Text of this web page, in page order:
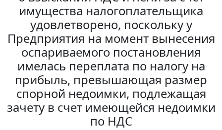
имущества налогоплательщика
удовлетворено, поскольку у
Предприятия на момент вынесения
оспариваемого постановления
имелась переплата по налогу на
прибыль, превышающая размер
спорной недоимки, подлежащая
зачету в счет имеющейся недоимки
по НДС